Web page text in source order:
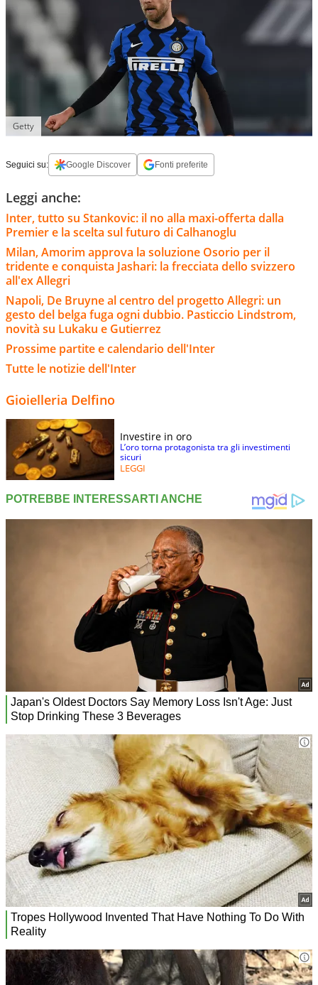
Getty
Seguici su: Google Discover Fonti preferite
Leggi anche:
Inter, tutto su Stankovic: il no alla maxi-offerta dalla
Premier e la scelta sul futuro di Calhanoglu
Milan, Amorim approva la soluzione Osorio per il
tridente e conquista Jashari: la frecciata dello svizzero
all'ex Allegri
Napoli, De Bruyne al centro del progetto Allegri: un
gesto del belga fuga ogni dubbio. Pasticcio Lindstrom,
novità su Lukaku e Gutierrez
Prossime partite e calendario dell'Inter
Tutte le notizie dell'Inter
Gioielleria Delfino
Investire in oro
L’oro torna protagonista tra gli investimenti
sicuri
LEGGI